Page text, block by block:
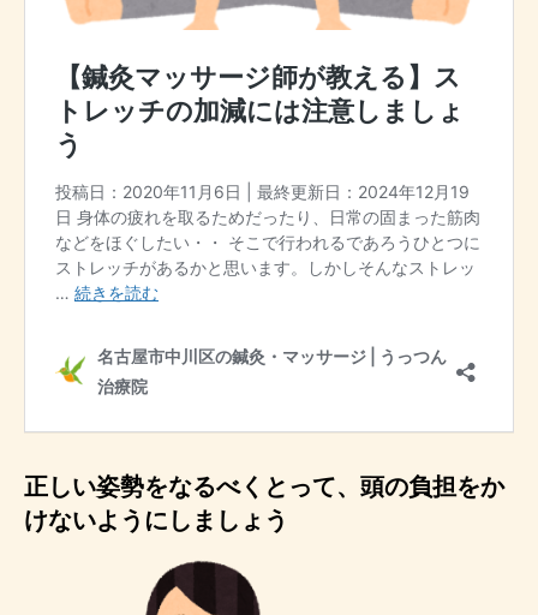
正しい姿勢をなるべくとって、頭の負担をか
けないようにしましょう